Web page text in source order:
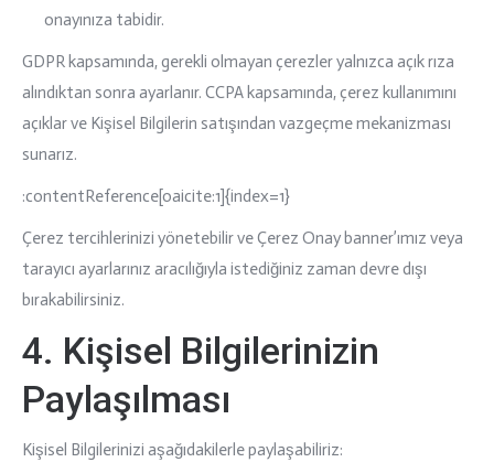
onayınıza tabidir.
GDPR kapsamında, gerekli olmayan çerezler yalnızca açık rıza
alındıktan sonra ayarlanır. CCPA kapsamında, çerez kullanımını
açıklar ve Kişisel Bilgilerin satışından vazgeçme mekanizması
sunarız.
:contentReference[oaicite:1]{index=1}
Çerez tercihlerinizi yönetebilir ve Çerez Onay banner’ımız veya
tarayıcı ayarlarınız aracılığıyla istediğiniz zaman devre dışı
bırakabilirsiniz.
4. Kişisel Bilgilerinizin
Paylaşılması
Kişisel Bilgilerinizi aşağıdakilerle paylaşabiliriz: